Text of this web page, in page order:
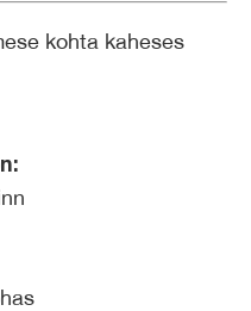
kohta kaheses